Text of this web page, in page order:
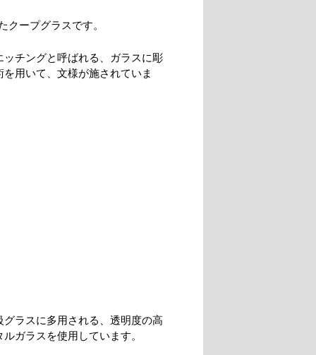
ープグラスです。
ッチングと呼ばれる、ガラスに彫
を用いて、文様が施されていま
グラスに多用される、透明度の高
ガラスを使用しています。